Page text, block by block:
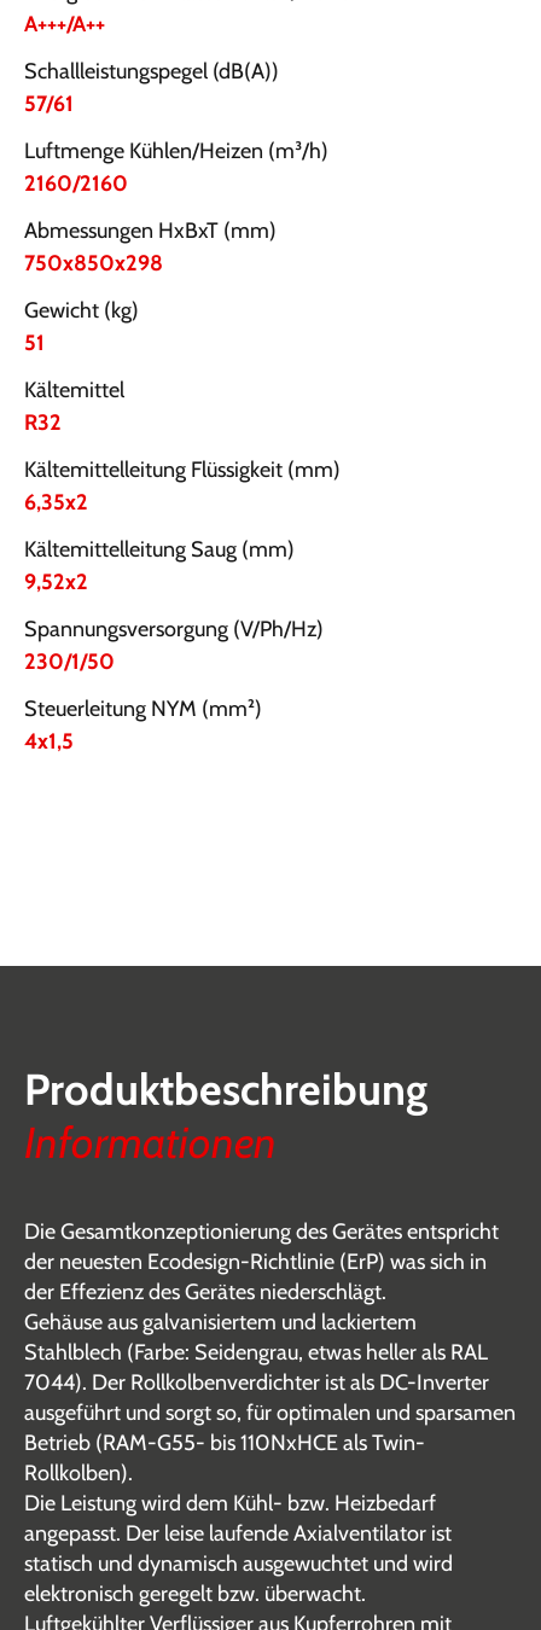
A+++/A++
Schallleistungspegel (dB(A))
57/61
Luftmenge Kühlen/Heizen (m³/h)
2160/2160
Abmessungen HxBxT (mm)
750x850x298
Gewicht (kg)
51
Kältemittel
R32
Kältemittelleitung Flüssigkeit (mm)
6,35x2
Kältemittelleitung Saug (mm)
9,52x2
Spannungsversorgung (V/Ph/Hz)
230/1/50
Steuerleitung NYM (mm²)
4x1,5
Produktbeschreibung
Informationen
Die Gesamtkonzeptionierung des Gerätes entspricht
der neuesten Ecodesign-Richtlinie (ErP) was sich in
der Effezienz des Gerätes niederschlägt.
Gehäuse aus galvanisiertem und lackiertem
Stahlblech (Farbe: Seidengrau, etwas heller als RAL
7044). Der Rollkolbenverdichter ist als DC-Inverter
ausgeführt und sorgt so, für optimalen und sparsamen
Betrieb (RAM-G55- bis 110NxHCE als Twin-
Rollkolben).
Die Leistung wird dem Kühl- bzw. Heizbedarf
angepasst. Der leise laufende Axialventilator ist
statisch und dynamisch ausgewuchtet und wird
elektronisch geregelt bzw. überwacht.
Luftgekühlter Verflüssiger aus Kupferrohren mit